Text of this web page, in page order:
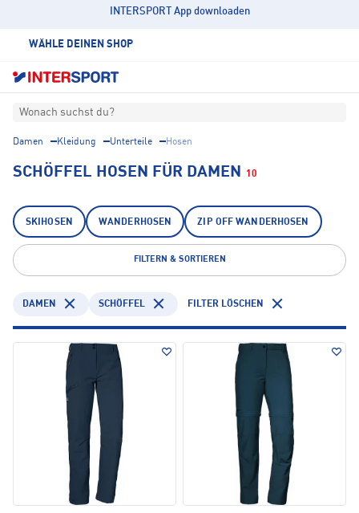
INTERSPORT App downloaden
WÄHLE DEINEN SHOP
Wonach suchst du?
Damen Kleidung Unterteile Hosen
SCHÖFFEL HOSEN FÜR DAMEN 10
SKIHOSEN WANDERHOSEN ZIP OFF WANDERHOSEN
FILTERN & SORTIEREN
DAMEN SCHÖFFEL FILTER LÖSCHEN